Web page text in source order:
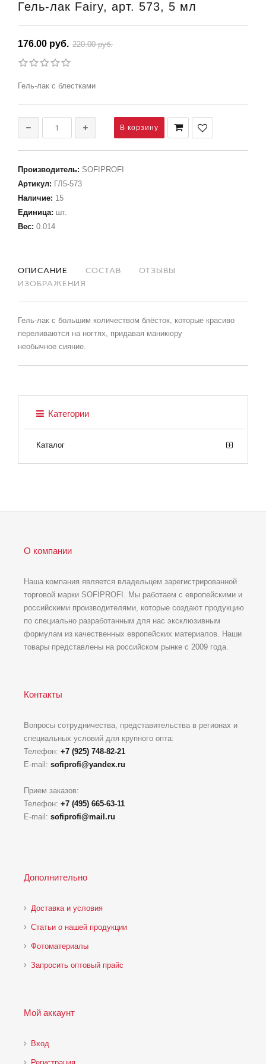
Гель-лак Fairy, арт. 573, 5 мл
176.00 руб. 220.00 руб.
Гель-лак с блестками
Производитель: SOFIPROFI
Артикул: ГЛ5-573
Наличие: 15
Единица: шт.
Вес: 0.014
ОПИСАНИЕ СОСТАВ
ОТЗЫВЫ
ИЗОБРАЖЕНИЯ
Гель-лак с большим количеством блёсток, которые красиво
переливаются на ногтях, придавая маникюру
необычное сияние.
Категории
Каталог
О компании
Наша компания является владельцем зарегистрированной
торговой марки SOFIPROFI. Мы работаем с европейскими и
российскими производителями, которые создают продукцию
по специально разработанным для нас эксклюзивным
формулам из качественных европейских материалов. Наши
товары представлены на российском рынке с 2009 года.
Контакты
Вопросы сотрудничества, представительства в регионах и
специальных условий для крупного опта:
Телефон: +7 (925) 748-82-21
E-mail: sofiprofi@yandex.ru
Прием заказов:
Телефон: +7 (495) 665-63-11
E-mail: sofiprofi@mail.ru
Дополнительно
Доставка и условия
Статьи о нашей продукции
Фотоматериалы
Запросить оптовый прайс
Мой аккаунт
Вход